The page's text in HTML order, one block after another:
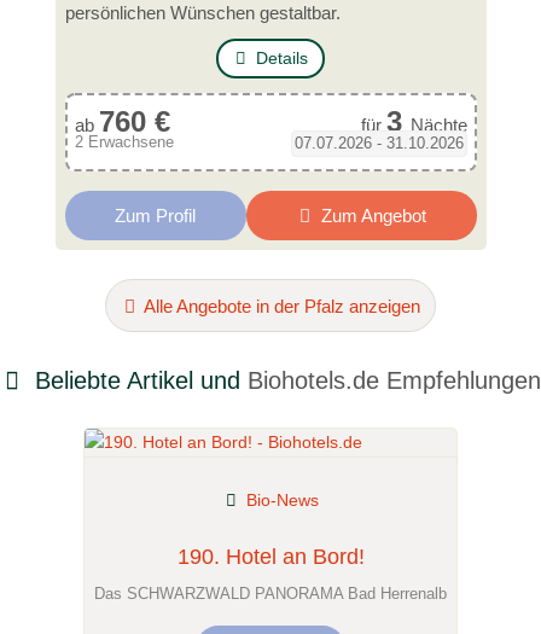
persönlichen Wünschen gestaltbar.
Details
ab 760 € für 3 Nächte
2 Erwachsene 07.07.2026 - 31.10.2026
Zum Profil Zum Angebot
Alle Angebote in der Pfalz anzeigen
Beliebte Artikel und Biohotels.de Empfehlungen
190. Hotel an Bord!
Bio-News
Das SCHWARZWALD PANORAMA Bad Herrenalb